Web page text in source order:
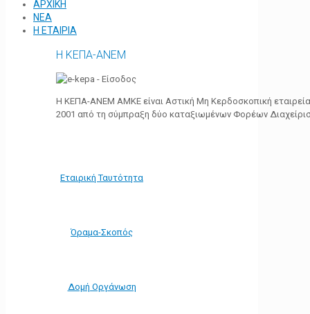
ΑΡΧΙΚΗ
ΝΕΑ
Η ΕΤΑΙΡΙΑ
Η ΚΕΠΑ-ΑΝΕΜ
Η ΚΕΠΑ-ΑΝΕΜ ΑΜΚΕ είναι Αστική Μη Κερδοσκοπική
2001 από τη σύμπραξη δύο καταξιωμένων Φορέων
Εταιρική Ταυτότητα
Όραμα-Σκοπός
Δομή Οργάνωση